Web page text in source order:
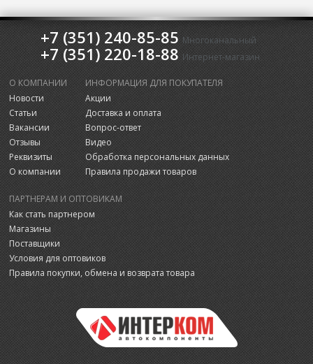
+7 (351) 240-85-85 Многоканальный
+7 (351) 220-18-88 Интернет-магазин
О КОМПАНИИ
Новости
Статьи
Вакансии
Отзывы
Реквизиты
О компании
ИНФОРМАЦИЯ ДЛЯ ПОКУПАТЕЛЯ
Акции
Доставка и оплата
Вопрос-ответ
Видео
Обработка персональных данных
Правила продажи товаров
ПАРТНЕРАМ И ОПТОВИКАМ
Как стать партнером
Магазины
Поставщики
Условия для оптовиков
Правила покупки, обмена и возврата товара